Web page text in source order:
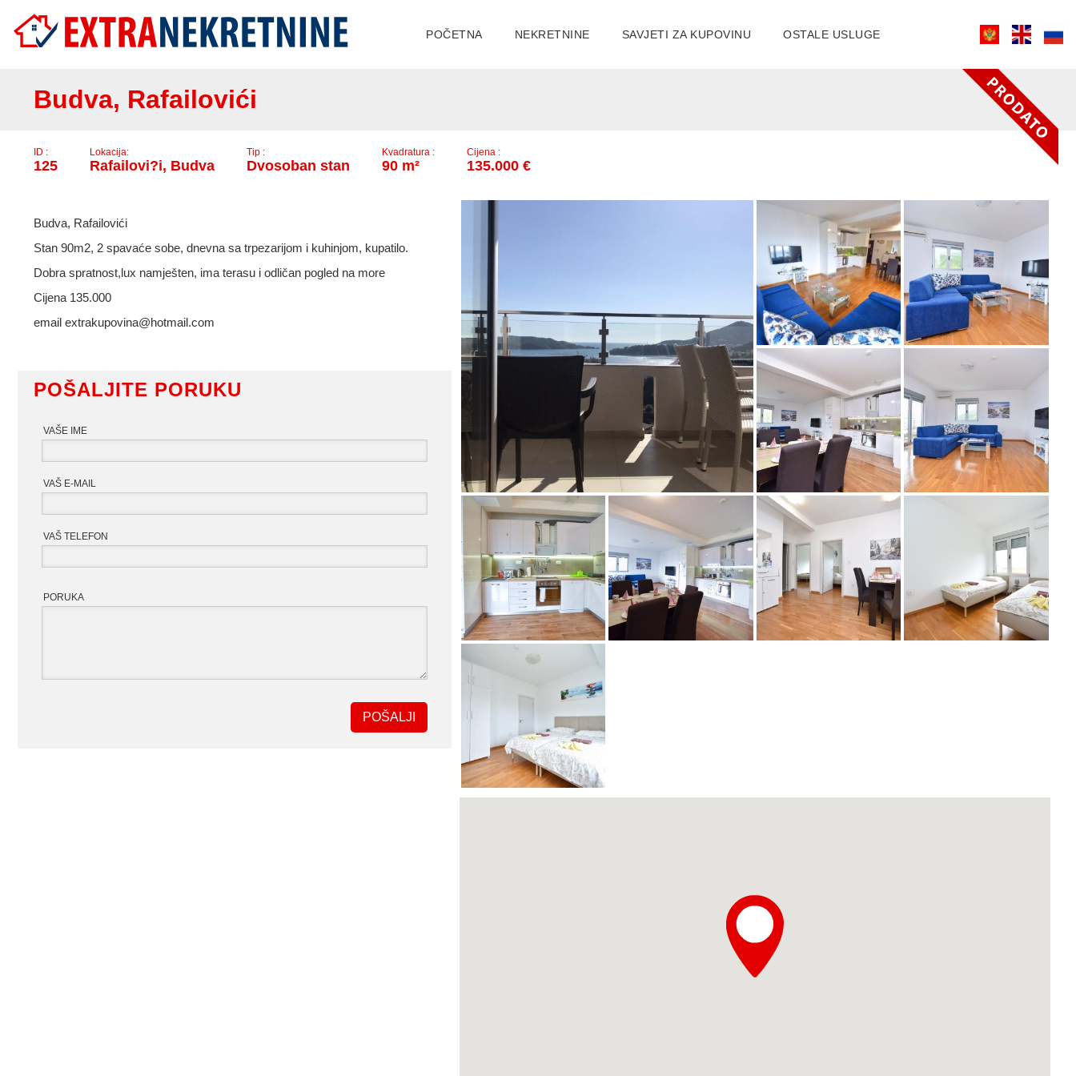
POČETNA NEKRETNINE SAVJETI ZA KUPOVINU OSTALE USLUGE
Budva, Rafailovići
ID :
125
Lokacija:
Rafailovi?i, Budva
Tip :
Dvosoban stan
Kvadratura :
90 m²
Cijena :
135.000 €
Budva, Rafailovići
Stan 90m2, 2 spavaće sobe, dnevna sa trpezarijom i kuhinjom, kupatilo.
Dobra spratnost,lux namješten, ima terasu i odličan pogled na more
Cijena 135.000
email extrakupovina@hotmail.com
POŠALJITE PORUKU
VAŠE IME
VAŠ E-MAIL
VAŠ TELEFON
PORUKA
POŠALJI